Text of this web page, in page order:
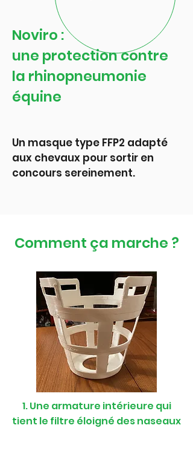
Noviro :
une protection contre
la rhinopneumonie
équine
Un masque type FFP2 adapté
aux chevaux pour sortir en
concours sereinement.
Comment ça marche ?
1. Une armature intérieure qui
tient le filtre éloigné des naseaux